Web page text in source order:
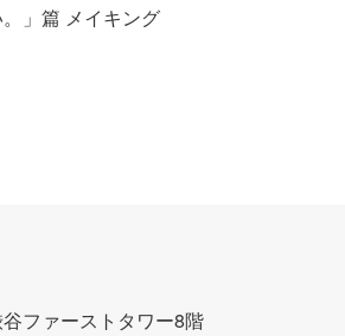
」篇 メイキング
ファーストタワー8階